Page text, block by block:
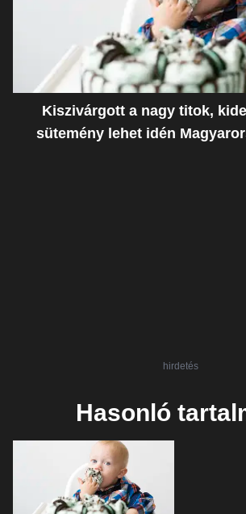
Kiszivárgott a nagy titok,
sütemény lehet idén
hirdetés
Hasonló